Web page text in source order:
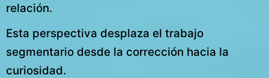
relación.
Esta perspectiva desplaza el trabajo
segmentario desde la corrección hacia la
curiosidad.